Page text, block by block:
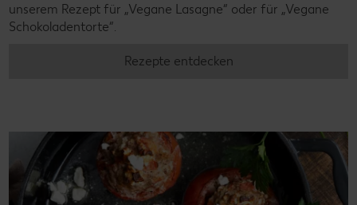
unserem Rezept für „Vegane Lasagne“ oder für „Vegane
Schokoladentorte“.
Rezepte entdecken